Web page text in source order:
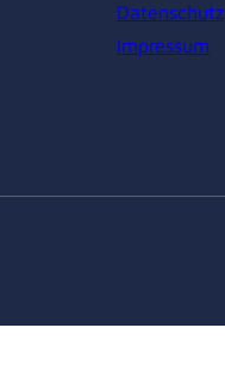
Datenschutz
Impressum